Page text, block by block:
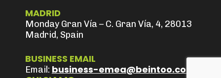
MADRID
Monday Gran Vía – C. Gran Vía, 4, 28013
Madrid, Spain
BUSINESS EMAIL
Email: business-emea@beintoo.com